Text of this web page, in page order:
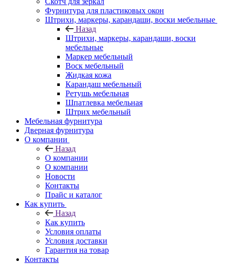
Фурнитура для пластиковых окон
Штрихи, маркеры, карандаши, воски мебельные
Назад
Штрихи, маркеры, карандаши, воски
мебельные
Маркер мебельный
Воск мебельный
Жидкая кожа
Карандаш мебельный
Ретушь мебельная
Шпатлевка мебельная
Штрих мебельный
Мебельная фурнитура
Дверная фурнитура
О компании
Назад
О компании
О компании
Новости
Контакты
Прайс и каталог
Как купить
Назад
Как купить
Условия оплаты
Условия доставки
Гарантия на товар
Контакты